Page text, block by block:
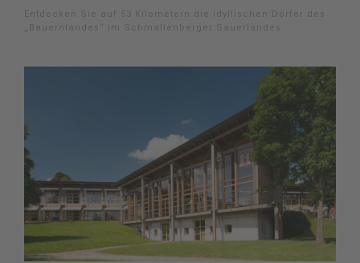
Entdecken Sie auf 53 Kilometern die idyllischen Dörfer des
„Bauernlandes“ im Schmallenberger Sauerlandes.